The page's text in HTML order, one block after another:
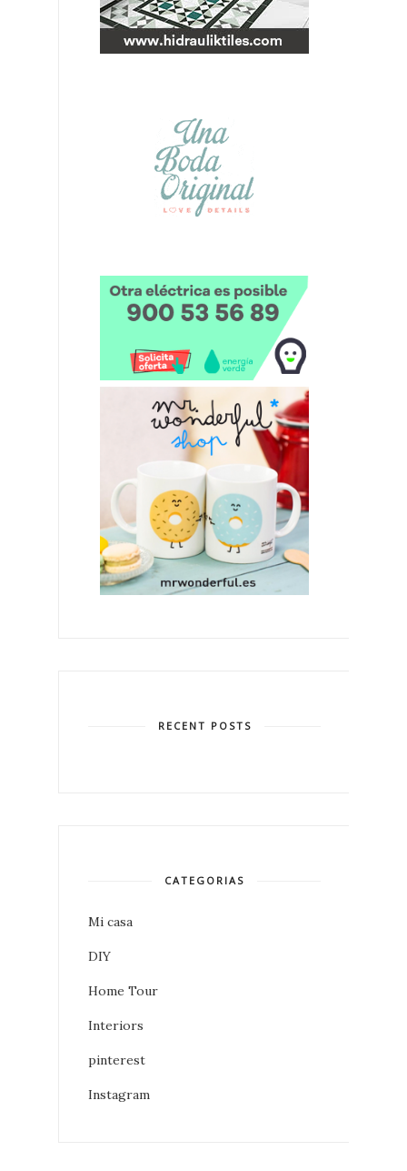
RECENT POSTS
CATEGORIAS
Mi casa
DIY
Home Tour
Interiors
pinterest
Instagram